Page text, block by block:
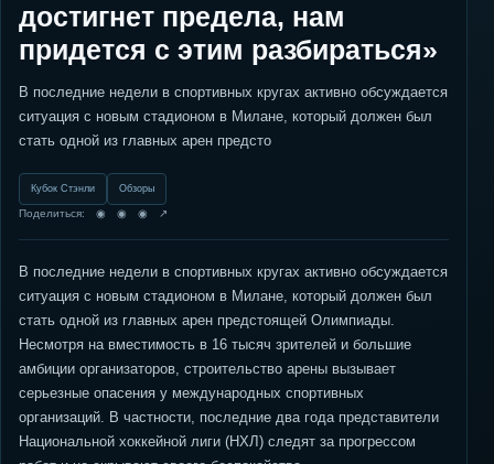
достигнет предела, нам
придется с этим разбираться»
В последние недели в спортивных кругах активно обсуждается
ситуация с новым стадионом в Милане, который должен был
стать одной из главных арен предсто
Кубок Стэнли Обзоры
Поделиться: ◉ ◉ ◉ ↗
В последние недели в спортивных кругах активно обсуждается
ситуация с новым стадионом в Милане, который должен был
стать одной из главных арен предстоящей Олимпиады.
Несмотря на вместимость в 16 тысяч зрителей и большие
амбиции организаторов, строительство арены вызывает
серьезные опасения у международных спортивных
организаций. В частности, последние два года представители
Национальной хоккейной лиги (НХЛ) следят за прогрессом